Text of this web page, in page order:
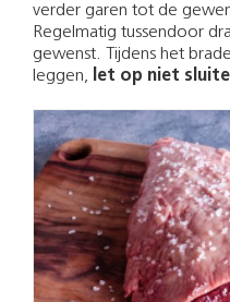
verder garen tot de
Regelmatig tussendoor
gewenst. Tijdens het
leggen,
let op niet